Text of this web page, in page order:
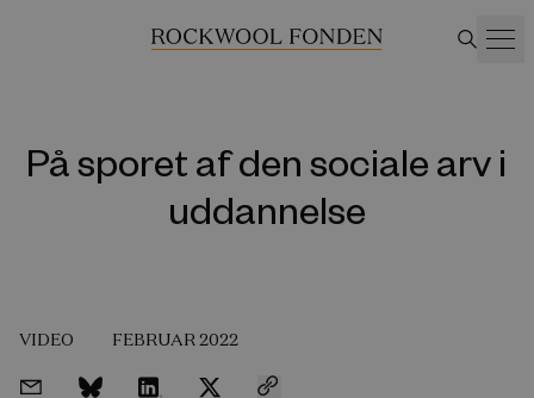
På sporet af den sociale arv i
uddannelse
VIDEO FEBRUAR 2022